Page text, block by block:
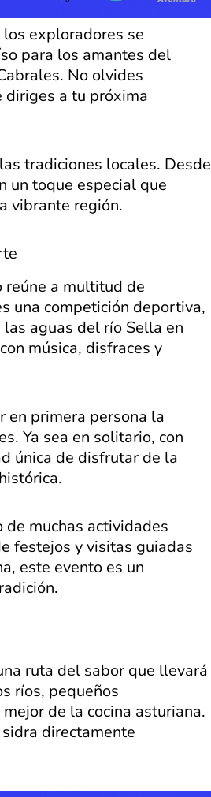
los exploradores se
para los amantes del
No olvides
diriges a tu próxima
tradiciones locales. Desde
un toque especial que
vibrante región.
reúne a multitud de
una competición deportiva,
aguas del río Sella en
música, disfraces y
en primera persona la
Ya sea en solitario, con
única de disfrutar de la
muchas actividades
festejos y visitas guiadas
este evento es un
ruta del sabor que llevará
ríos, pequeños
de la cocina asturiana.
directamente